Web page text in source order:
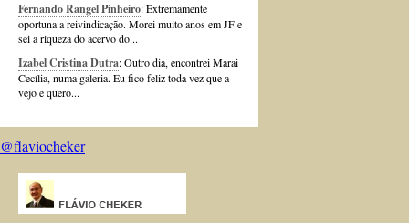
Fernando Rangel Pinheiro: Extremamente
oportuna a reivindicação. Morei muito anos em JF e
sei a riqueza do acervo do...
Izabel Cristina Dutra: Outro dia, encontrei Marai
Cecília, numa galeria. Eu fico feliz toda vez que a
vejo e quero...
@flaviocheker